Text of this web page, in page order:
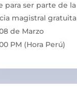
para ser parte de la
magistral gratuita
de Marzo
PM (Hora Perú)